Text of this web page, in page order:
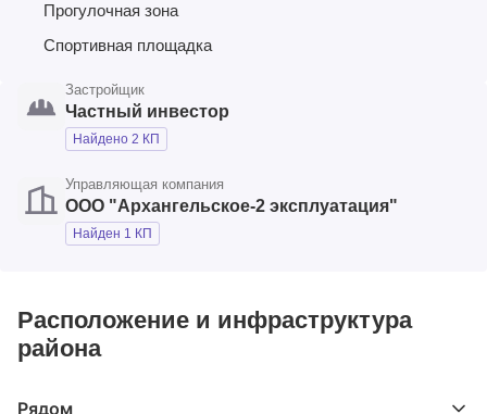
Прогулочная зона
Спортивная площадка
Застройщик
Частный инвестор
Найдено 2 КП
Управляющая компания
ООО "Архангельское-2 эксплуатация"
Найден 1 КП
Расположение и инфраструктура
района
Рядом